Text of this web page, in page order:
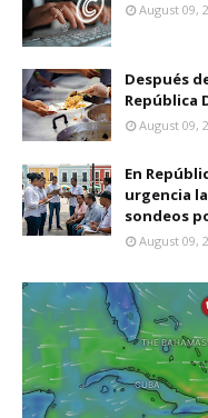
August 09,
Después
República
August 09,
En
urgencia
sondeos
August 09,